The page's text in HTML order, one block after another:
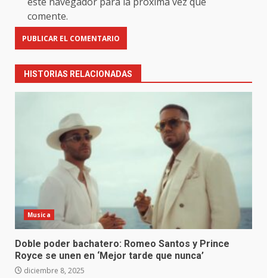
comente.
HISTORIAS RELACIONADAS
Musica
Doble poder bachatero: Romeo Santos y Prince
Royce se unen en ‘Mejor tarde que nunca’
diciembre 8, 2025